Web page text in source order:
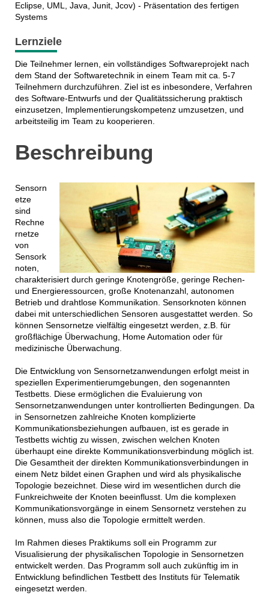
Eclipse, UML, Java, Junit, Jcov) - Präsentation des fertigen
Systems
Lernziele
Die Teilnehmer lernen, ein vollständiges Softwareprojekt nach
dem Stand der Softwaretechnik in einem Team mit ca. 5-7
Teilnehmern durchzuführen. Ziel ist es inbesondere, Verfahren
des Software-Entwurfs und der Qualitätssicherung praktisch
einzusetzen, Implementierungskompetenz umzusetzen, und
arbeitsteilig im Team zu kooperieren.
Beschreibung
Sensorn
etze
sind
Rechne
rnetze
von
Sensork
noten,
charakterisiert durch geringe Knotengröße, geringe Rechen-
und Energieressourcen, große Knotenanzahl, autonomen
Betrieb und drahtlose Kommunikation. Sensorknoten können
dabei mit unterschiedlichen Sensoren ausgestattet werden. So
können Sensornetze vielfältig eingesetzt werden, z.B. für
großflächige Überwachung, Home Automation oder für
medizinische Überwachung.
Die Entwicklung von Sensornetzanwendungen erfolgt meist in
speziellen Experimentierumgebungen, den sogenannten
Testbetts. Diese ermöglichen die Evaluierung von
Sensornetzanwendungen unter kontrollierten Bedingungen. Da
in Sensornetzen zahlreiche Knoten komplizierte
Kommunikationsbeziehungen aufbauen, ist es gerade in
Testbetts wichtig zu wissen, zwischen welchen Knoten
überhaupt eine direkte Kommunikationsverbindung möglich ist.
Die Gesamtheit der direkten Kommunikationsverbindungen in
einem Netz bildet einen Graphen und wird als physikalische
Topologie bezeichnet. Diese wird im wesentlichen durch die
Funkreichweite der Knoten beeinflusst. Um die komplexen
Kommunikationsvorgänge in einem Sensornetz verstehen zu
können, muss also die Topologie ermittelt werden.
Im Rahmen dieses Praktikums soll ein Programm zur
Visualisierung der physikalischen Topologie in Sensornetzen
entwickelt werden. Das Programm soll auch zukünftig im in
Entwicklung befindlichen Testbett des Instituts für Telematik
eingesetzt werden.